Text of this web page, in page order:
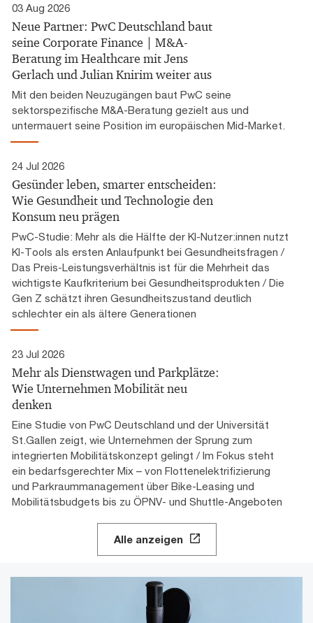
03 Aug 2026
Neue Partner: PwC Deutschland baut
seine Corporate Finance | M&A-
Beratung im Healthcare mit Jens
Gerlach und Julian Knirim weiter aus
Mit den beiden Neuzugängen baut PwC seine
sektorspezifische M&A-Beratung gezielt aus und
untermauert seine Position im europäischen Mid-Market.
24 Jul 2026
Gesünder leben, smarter entscheiden:
Wie Gesundheit und Technologie den
Konsum neu prägen
PwC-Studie: Mehr als die Hälfte der KI-Nutzer:innen nutzt
KI-Tools als ersten Anlaufpunkt bei Gesundheitsfragen /
Das Preis-Leistungsverhältnis ist für die Mehrheit das
wichtigste Kaufkriterium bei Gesundheitsprodukten / Die
Gen Z schätzt ihren Gesundheitszustand deutlich
schlechter ein als ältere Generationen
23 Jul 2026
Mehr als Dienstwagen und Parkplätze:
Wie Unternehmen Mobilität neu
denken
Eine Studie von PwC Deutschland und der Universität
St.Gallen zeigt, wie Unternehmen der Sprung zum
integrierten Mobilitätskonzept gelingt / Im Fokus steht
ein bedarfsgerechter Mix – von Flottenelektrifizierung
und Parkraummanagement über Bike-Leasing und
Mobilitätsbudgets bis zu ÖPNV- und Shuttle-Angeboten
Alle anzeigen